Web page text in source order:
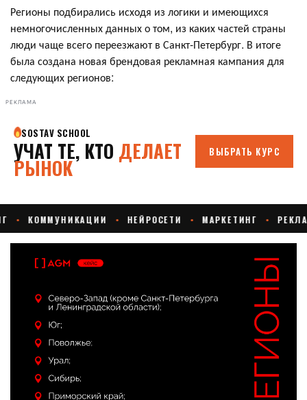
Регионы подбирались исходя из логики и имеющихся
немногочисленных данных о том, из каких частей страны
люди чаще всего переезжают в Санкт-Петербург. В итоге
была создана новая брендовая рекламная кампания для
следующих регионов:
РЕКЛАМА